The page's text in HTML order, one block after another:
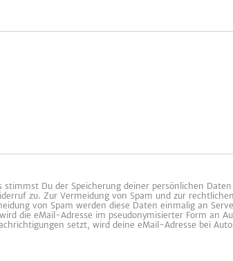
stimmst Du der Speicherung deiner persönlichen
zu. Zur Vermeidung von Spam und zur
von Spam werden diese Daten einmalig an
die eMail-Adresse im pseudonymisierter Form an
setzt, wird deine eMail-Adresse bei